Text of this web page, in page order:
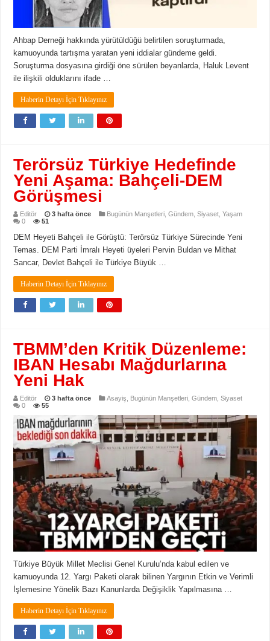
Ahbap Derneği hakkında yürütüldüğü belirtilen soruşturmada,
kamuoyunda tartışma yaratan yeni iddialar gündeme geldi.
Soruşturma dosyasına girdiği öne sürülen beyanlarda, Haluk Levent
ile ilişkili olduklarını ifade …
Haberin Detayı İçin Tıklayınız
Terörsüz Türkiye Hedefinde
Yeni Aşama: Bahçeli-DEM
Görüşmesi
Editör 3 hafta önce Bugünün Manşetleri ,Gündem ,Siyaset ,Yaşam
0
51
DEM Heyeti Bahçeli ile Görüştü: Terörsüz Türkiye Sürecinde Yeni
Temas. DEM Parti İmralı Heyeti üyeleri Pervin Buldan ve Mithat
Sancar, Devlet Bahçeli ile Türkiye Büyük …
Haberin Detayı İçin Tıklayınız
TBMM’den Kritik Düzenleme:
IBAN Hesabı Mağdurlarına
Yeni Hak
Editör 3 hafta önce Asayiş Bugünün Manşetleri ,Gündem ,Siyaset
0
55
Türkiye Büyük Millet Meclisi Genel Kurulu’nda kabul edilen ve
kamuoyunda 12. Yargı Paketi olarak bilinen Yargının Etkin ve Verimli
İşlemesine Yönelik Bazı Kanunlarda Değişiklik Yapılmasına …
Haberin Detayı İçin Tıklayınız